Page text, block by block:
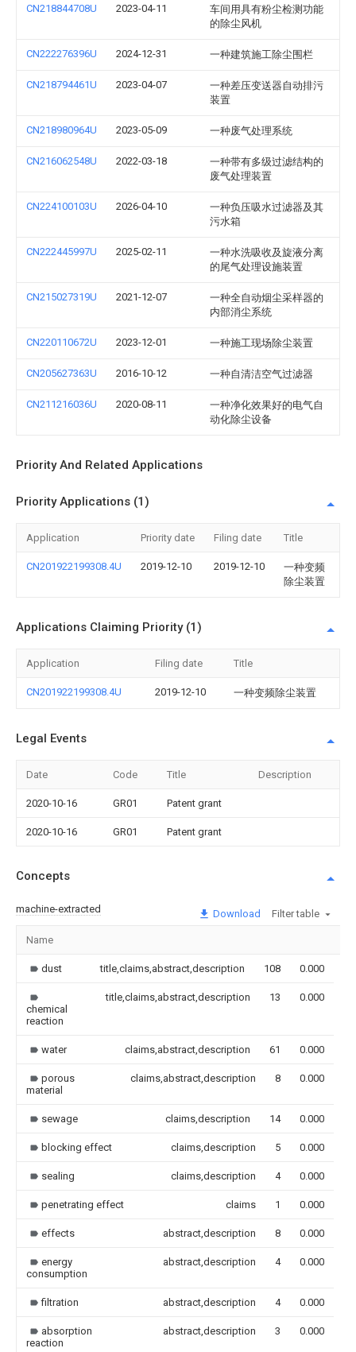
CN218844708U 2023-04-11
车间用具有粉尘检测功能
的除尘风机
CN222276396U 2024-12-31 一种建筑施工除尘围栏
CN218794461U 2023-04-07
一种差压变送器自动排污
装置
CN218980964U 2023-05-09 一种废气处理系统
CN216062548U 2022-03-18
一种带有多级过滤结构的
废气处理装置
CN224100103U 2026-04-10
一种负压吸水过滤器及其
污水箱
CN222445997U 2025-02-11
一种水洗吸收及旋液分离
的尾气处理设施装置
CN215027319U 2021-12-07
一种全自动烟尘采样器的
内部消尘系统
CN220110672U 2023-12-01 一种施工现场除尘装置
CN205627363U 2016-10-12 一种自清洁空气过滤器
CN211216036U 2020-08-11
一种净化效果好的电气自
动化除尘设备
Priority And Related Applications
Priority Applications (1)
Application Priority date Filing date Title
CN201922199308.4U 2019-12-10 2019-12-10
一种变频
除尘装置
Applications Claiming Priority (1)
Application Filing date Title
CN201922199308.4U 2019-12-10 一种变频除尘装置
Legal Events
Date Code Title Description
2020-10-16 GR01 Patent grant
2020-10-16 GR01 Patent grant
Concepts
machine-extracted Download Filter table
Name
dust title,claims,abstract,description 108 0.000
chemical
reaction
title,claims,abstract,description 13 0.000
water claims,abstract,description 61 0.000
porous
material
claims,abstract,description 8 0.000
sewage claims,description 14 0.000
blocking effect claims,description 5 0.000
sealing claims,description 4 0.000
penetrating effect claims 1 0.000
effects abstract,description 8 0.000
energy
consumption
abstract,description 4 0.000
filtration abstract,description 4 0.000
absorption
reaction
abstract,description 3 0.000